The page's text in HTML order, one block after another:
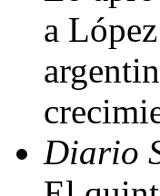
a
Diario